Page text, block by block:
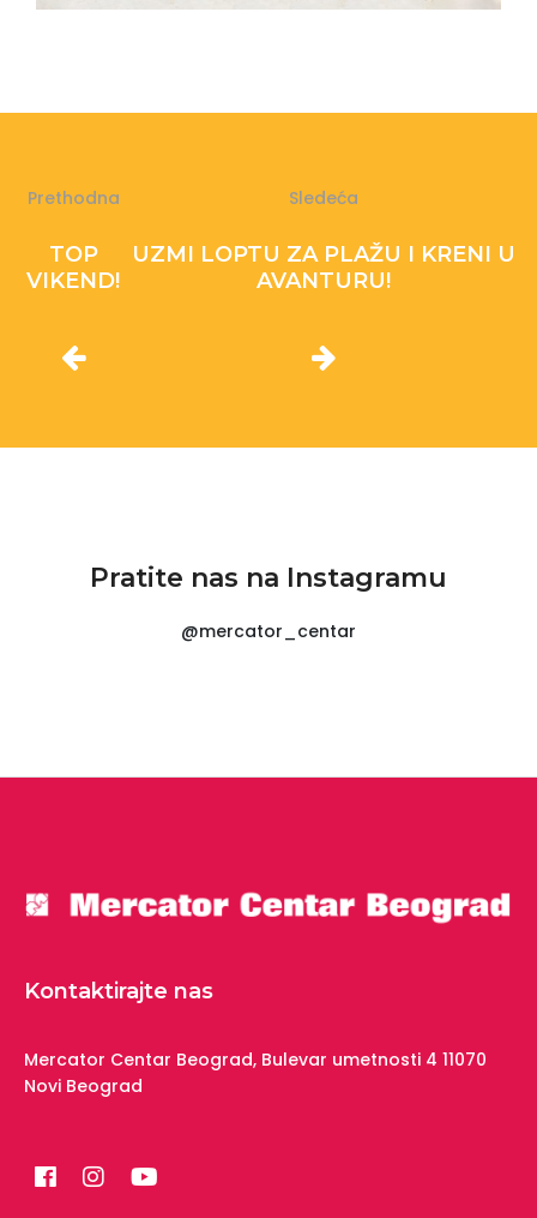
Prethodna
TOP
VIKEND!
Sledeća
UZMI LOPTU ZA PLAŽU I KRENI U
AVANTURU!
Pratite nas na Instagramu
@mercator_centar
Kontaktirajte nas
Mercator Centar Beograd, Bulevar umetnosti 4 11070
Novi Beograd